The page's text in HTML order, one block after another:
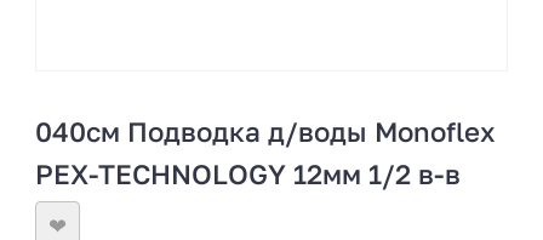
040см Подводка д/воды Monoflex
PEX-TECHNOLOGY 12мм 1/2 в-в
❤